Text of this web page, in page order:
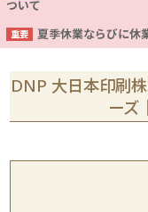
ついて
重要 夏季休業ならびに休
DNP 大日本印刷
ーズ